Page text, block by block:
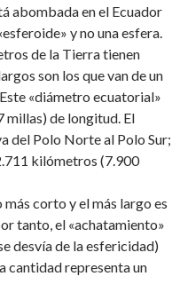
abombada en el Ecuador
y no una esfera.
de la Tierra tienen
son los que van de un
«diámetro ecuatorial»
de longitud. El
del Polo Norte al Polo Sur;
kilómetros (7.900
corto y el más largo es
tanto, el «achatamiento»
desvía de la esfericidad)
cantidad representa un